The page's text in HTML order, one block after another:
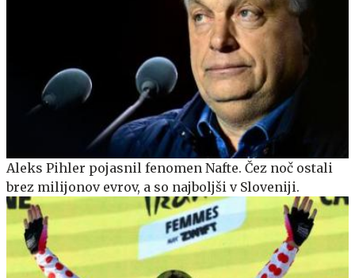
Aleks Pihler pojasnil fenomen Nafte. Čez noč ostali
brez milijonov evrov, a so najboljši v Sloveniji.